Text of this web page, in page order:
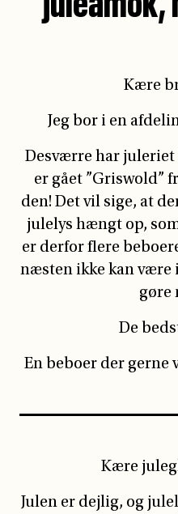
Kære
Jeg bor i en
Desværre har juleriet
er gået ”Griswold”
den! Det vil sige, at
julelys hængt op,
er derfor flere
næsten ikke kan være
gøre
De
En beboer der
Kære
Julen er dejlig, og